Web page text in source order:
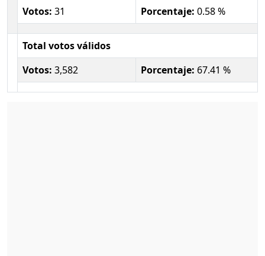
Votos: 31 Porcentaje: 0.58 %
Total votos válidos
Votos: 3,582 Porcentaje: 67.41 %